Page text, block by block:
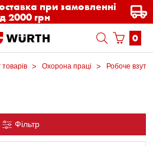
при замовленні
2000 грн
0
товарів Охорона праці Робоче
Фільтр